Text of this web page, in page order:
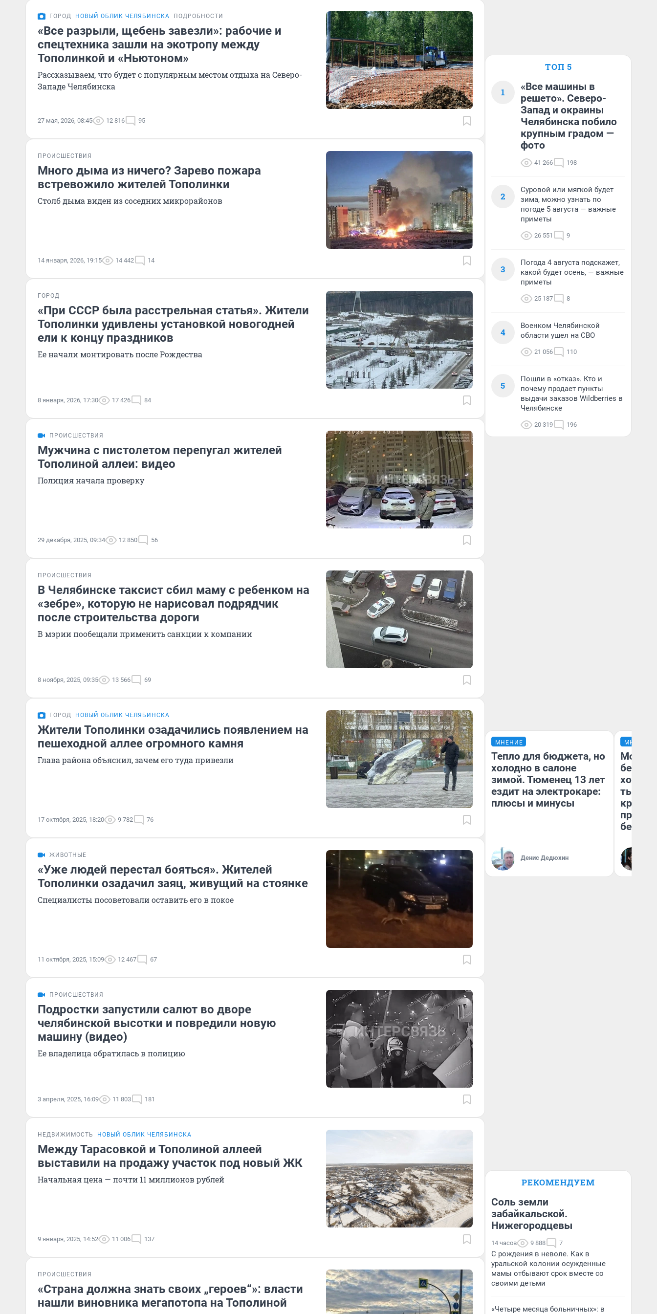
ГОРОД НОВЫЙ ОБЛИК ЧЕЛЯБИНСКА ПОДРОБНОСТИ
«Все разрыли, щебень завезли»: рабочие и
спецтехника зашли на экотропу между
Тополинкой и «Ньютоном»
Рассказываем, что будет с популярным местом отдыха на Северо-
Западе Челябинска
27 мая, 2026, 08:45 12 816 95
ПРОИСШЕСТВИЯ
Много дыма из ничего? Зарево пожара
встревожило жителей Тополинки
Столб дыма виден из соседних микрорайонов
14 января, 2026, 19:15 14 442 14
ГОРОД
«При СССР была расстрельная статья». Жители
Тополинки удивлены установкой новогодней
ели к концу праздников
Ее начали монтировать после Рождества
8 января, 2026, 17:30 17 426 84
ПРОИСШЕСТВИЯ
Мужчина с пистолетом перепугал жителей
Тополиной аллеи: видео
Полиция начала проверку
29 декабря, 2025, 09:34 12 850 56
ПРОИСШЕСТВИЯ
В Челябинске таксист сбил маму с ребенком на
«зебре», которую не нарисовал подрядчик
после строительства дороги
В мэрии пообещали применить санкции к компании
8 ноября, 2025, 09:35 13 566 69
ГОРОД НОВЫЙ ОБЛИК ЧЕЛЯБИНСКА
Жители Тополинки озадачились появлением на
пешеходной аллее огромного камня
Глава района объяснил, зачем его туда привезли
17 октября, 2025, 18:20 9 782 76
ЖИВОТНЫЕ
«Уже людей перестал бояться». Жителей
Тополинки озадачил заяц, живущий на стоянке
Специалисты посоветовали оставить его в покое
11 октября, 2025, 15:09 12 467 67
ПРОИСШЕСТВИЯ
Подростки запустили салют во дворе
челябинской высотки и повредили новую
машину (видео)
Ее владелица обратилась в полицию
3 апреля, 2025, 16:09 11 803 181
НЕДВИЖИМОСТЬ НОВЫЙ ОБЛИК ЧЕЛЯБИНСКА
Между Тарасовкой и Тополиной аллеей
выставили на продажу участок под новый ЖК
Начальная цена — почти 11 миллионов рублей
9 января, 2025, 14:52 11 006 137
ПРОИСШЕСТВИЯ
«Страна должна знать своих „героев“»: власти
нашли виновника мегапотопа на Тополиной
ТОП 5
1
«Все машины в
решето». Северо-
Запад и окраины
Челябинска побило
крупным градом —
фото
41 266 198
2
Суровой или мягкой будет
зима, можно узнать по
погоде 5 августа — важные
приметы
26 551 9
3
Погода 4 августа подскажет,
какой будет осень, — важные
приметы
25 187 8
4
Военком Челябинской
области ушел на СВО
21 056 110
5
Пошли в «отказ». Кто и
почему продает пункты
выдачи заказов Wildberries в
Челябинске
20 319 196
МНЕНИЕ
Тепло для бюджета, но
холодно в салоне
зимой. Тюменец 13 лет
ездит на электрокаре:
плюсы и минусы
Денис Дедюхин
МНЕНИЕ
Мой
хотела
тысяч,
РЕКОМЕНДУЕМ
Соль земли
забайкальской.
Нижегородцевы
14 часов 9 888 7
С рождения в неволе. Как в
уральской колонии осужденные
мамы отбывают срок вместе со
своими детьми
«Четыре месяца больничных»: в